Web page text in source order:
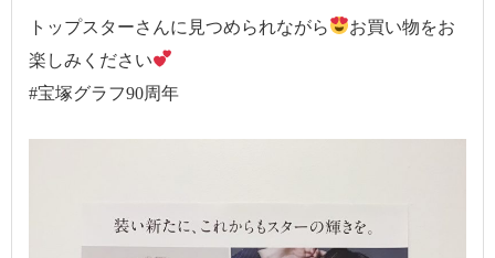
トップスターさんに見つめられながら
お買い物をお
楽しみください
#宝塚グラフ90周年